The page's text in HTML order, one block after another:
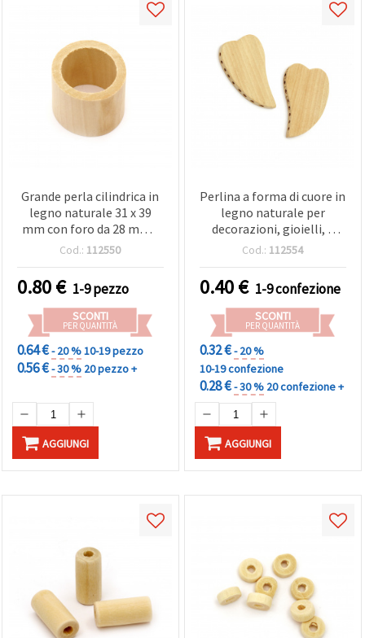
Grande perla cilindrica in
legno naturale 31 x 39
mm con foro da 28 mm -
perfetta come elemento
creativi, e handmad
Cod.: 112550
0.80€ 1-9 pezzo
SCONTI
PER QUANTITÀ
0.64 €- 20 %10-19 pezzo
0.56 €- 30 % 20 pezzo +
AGGIUNGI
Perlina a forma di cuore in
legno naturale per
decorazioni, gioielli, e
hobbistica, 56 x 36 x 6
legno - 2 pz
Cod.: 112554
0.40€ 1-9 confezione
SCONTI
PER QUANTITÀ
0.32 €- 20 %
10-19 confezione
0.28 €- 30 % 20 confezione +
AGGIUNGI